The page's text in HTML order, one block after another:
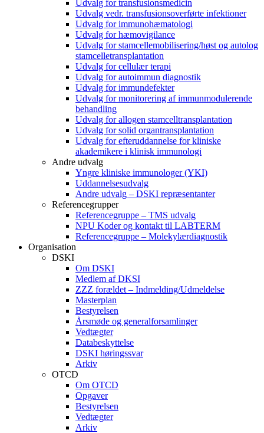
Udvalg for transfusionsmedicin
Udvalg vedr. transfusionsoverførte infektioner
Udvalg for immunohæmatologi
Udvalg for hæmovigilance
Udvalg for stamcellemobilisering/høst og autolog
stamcelletransplantation
Udvalg for cellulær terapi
Udvalg for autoimmun diagnostik
Udvalg for immundefekter
Udvalg for monitorering af immunmodulerende
behandling
Udvalg for allogen stamcelltransplantation
Udvalg for solid organtransplantation
Udvalg for efteruddannelse for kliniske
akademikere i klinisk immunologi
Andre udvalg
Yngre kliniske immunologer (YKI)
Uddannelsesudvalg
Andre udvalg – DSKI repræsentanter
Referencegrupper
Referencegruppe – TMS udvalg
NPU Koder og kontakt til LABTERM
Referencegruppe – Molekylærdiagnostik
Organisation
DSKI
Om DSKI
Medlem af DKSI
ZZZ forældet – Indmelding/Udmeldelse
Masterplan
Bestyrelsen
Årsmøde og generalforsamlinger
Vedtægter
Databeskyttelse
DSKI høringssvar
Arkiv
OTCD
Om OTCD
Opgaver
Bestyrelsen
Vedtægter
Arkiv